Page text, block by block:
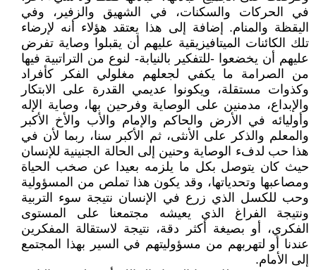
في الحركات والسكنات، في الشهيق والزفير، وفي
اليقظة والمنام. إضافة إلى هذا يعتقد هؤلاء أنه لإرضاء
تلك الكائنات الميتافيزيقية عليهم أن يقبلوا وصاية تفرض
عليهم أن يخضعوا -للتفكير بالنيابة- لنوع من التراتبية فيها
من الصرامة ما يكفي لجعلهم مغلولي الفكر كأفراد
وكذوات مستقلة، ويكونوا عديمي القدرة على الابتكار
والإبداع، مدمنين على الوصاية وفرحين بها، وصاية الإله
وأوليائه في الأرض والحاكم والإمام والأب والأخ الأكبر
والمعلم والذكر على الأنثى، ثم الأكبر سنا، ربما لأن في
هذا حب لدفء الوصاية وحنين إلى الحالة الجنينية للإنسان
حيث كان يتوصل بكل ما يلزمه بعيدا عن صخب الحياة
ومصاعبها وتحدياتها، وقد يكون هذا تملص من المسؤولية
وحب للكسل الذي زرع في الإنسان نتيجة سوء التربية
ونتيجة الفراغ الذي يعيشه مجتمعنا على المستوى
الفكري، أو بصيغة أكثر دقة، نتيجة لاستقالة المفكرين
عندنا أو لتهربهم من مسؤوليتهم في السير بهذا المجتمع
إلى الأمام.